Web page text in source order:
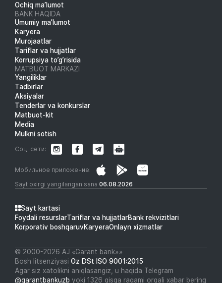
Ochiq ma’lumot
BANK HAQIDA
Umumiy ma’lumot
Karyera
Murojaatlar
Tariflar va hujjatlar
Korrupsiya to’g’risida
MATBUOT MARKAZI
Yangiliklar
Tadbirlar
Aksiyalar
Tenderlar va konkurslar
Matbuot-kit
Media
Mulkni sotish
Sayt oxirgi yangilangan sana 06.08.2026
Мобильное приложение:
Соц. сети:
Sayt kartasi
Foydali resurslarTariflar va hujjatlarBank rekvizitlari
Korporativ boshqaruvKaryeraOnlayn xizmatlar
© 2000-2026 АJ «Garant bank»»
Bosh litsenziyasi Oz DSt ISO 9001:2015
Agar siz xatolikni aniqlasangiz, u haqida Telegram
@garantbankuzb yoki 1326 qisqa raqami orqali xabar bering